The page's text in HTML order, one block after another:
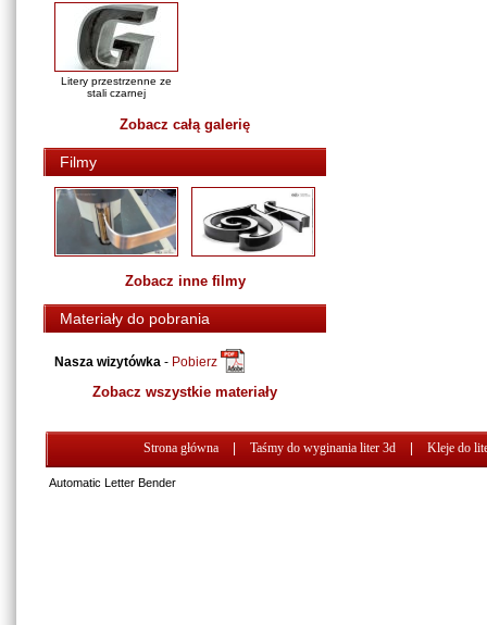
Litery przestrzenne ze
stali czarnej
Zobacz całą galerię
Filmy
Zobacz inne filmy
Materiały do pobrania
Nasza wizytówka - Pobierz
Zobacz wszystkie materiały
Strona główna Taśmy do wyginania liter 3d Kleje do
Automatic Letter Bender